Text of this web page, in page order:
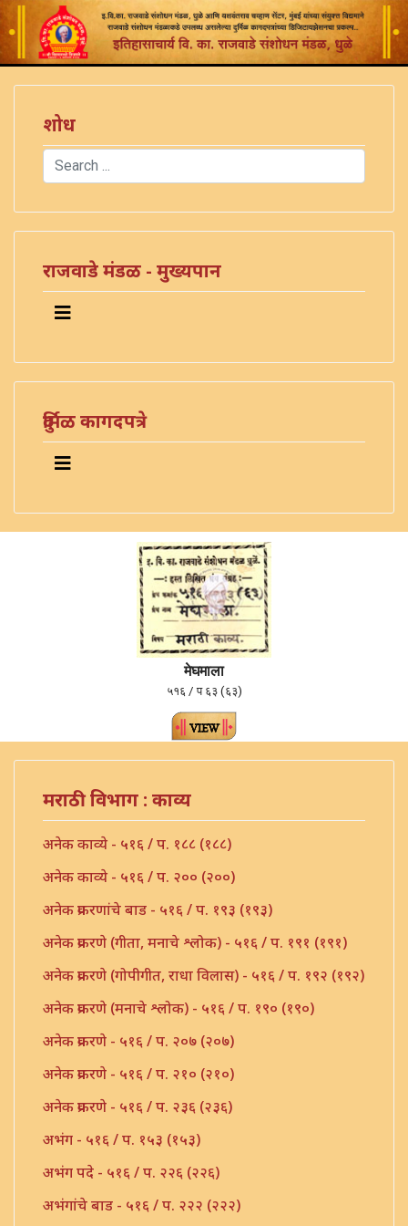
शोध
Search
राजवाडे मंडळ - मुख्यपान
दुर्मिळ कागदपत्रे
मेघमाला
५१६ / प ६३ (६३)
मराठी विभाग : काव्य
अनेक काव्ये - ५१६ / प. १८८ (१८८)
अनेक काव्ये - ५१६ / प. २०० (२००)
अनेक प्रकरणांचे बाड - ५१६ / प. १९३ (१९३)
अनेक प्रकरणे (गीता, मनाचे श्लोक) - ५१६ / प. १९१ (१९१)
अनेक प्रकरणे (गोपीगीत, राधा विलास) - ५१६ / प. १९२ (१९२)
अनेक प्रकरणे (मनाचे श्लोक) - ५१६ / प. १९० (१९०)
अनेक प्रकरणे - ५१६ / प. २०७ (२०७)
अनेक प्रकरणे - ५१६ / प. २१० (२१०)
अनेक प्रकरणे - ५१६ / प. २३६ (२३६)
अभंग - ५१६ / प. १५३ (१५३)
अभंग पदे - ५१६ / प. २२६ (२२६)
अभंगांचे बाड - ५१६ / प. २२२ (२२२)